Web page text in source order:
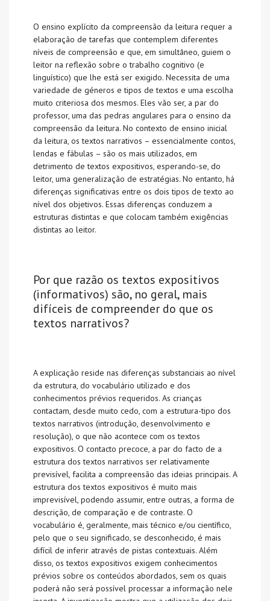
O ensino explícito da compreensão da leitura requer a
elaboração de tarefas que contemplem diferentes
níveis de compreensão e que, em simultâneo, guiem o
leitor na reflexão sobre o trabalho cognitivo (e
linguístico) que lhe está ser exigido. Necessita de uma
variedade de géneros e tipos de textos e uma escolha
muito criteriosa dos mesmos. Eles vão ser, a par do
professor, uma das pedras angulares para o ensino da
compreensão da leitura. No contexto de ensino inicial
da leitura, os textos narrativos – essencialmente contos,
lendas e fábulas – são os mais utilizados, em
detrimento de textos expositivos, esperando-se, do
leitor, uma generalização de estratégias. No entanto, há
diferenças significativas entre os dois tipos de texto ao
nível dos objetivos. Essas diferenças conduzem a
estruturas distintas e que colocam também exigências
distintas ao leitor.
Por que razão os textos expositivos
(informativos) são, no geral, mais
difíceis de compreender do que os
textos narrativos?
A explicação reside nas diferenças substanciais ao nível
da estrutura, do vocabulário utilizado e dos
conhecimentos prévios requeridos. As crianças
contactam, desde muito cedo, com a estrutura-tipo dos
textos narrativos (introdução, desenvolvimento e
resolução), o que não acontece com os textos
expositivos. O contacto precoce, a par do facto de a
estrutura dos textos narrativos ser relativamente
previsível, facilita a compreensão das ideias principais. A
estrutura dos textos expositivos é muito mais
imprevisível, podendo assumir, entre outras, a forma de
descrição, de comparação e de contraste. O
vocabulário é, geralmente, mais técnico e/ou científico,
pelo que o seu significado, se desconhecido, é mais
difícil de inferir através de pistas contextuais. Além
disso, os textos expositivos exigem conhecimentos
prévios sobre os conteúdos abordados, sem os quais
poderá não será possível processar a informação nele